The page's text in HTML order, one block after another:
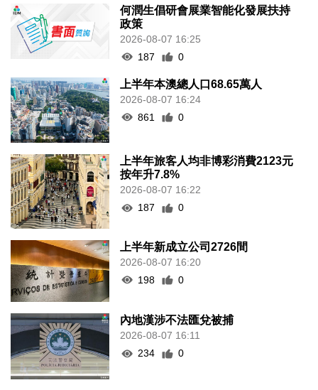
何潤生倡研會展業智能化發展扶持
政策
2026-08-07 16:25
187
0
上半年本澳總人口68.65萬人
2026-08-07 16:24
861
0
上半年旅客人均非博彩消費2123元
按年升7.8%
2026-08-07 16:22
187
0
上半年新成立公司2726間
2026-08-07 16:20
198
0
內地漢涉不法匯兌被捕
2026-08-07 16:11
234
0